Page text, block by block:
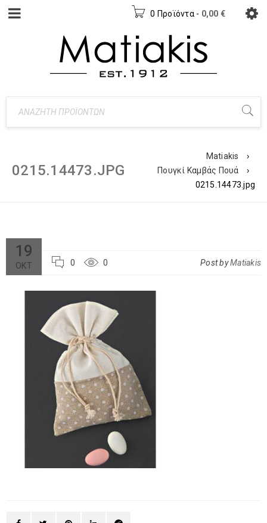
0 Προϊόντα - 0,00 €
0215.14473.JPG
Matiakis
›
Πουγκί Καμβάς Πουά
›
0215.14473.jpg
19
ΟΚΤ 0 0 Post byMatiakis